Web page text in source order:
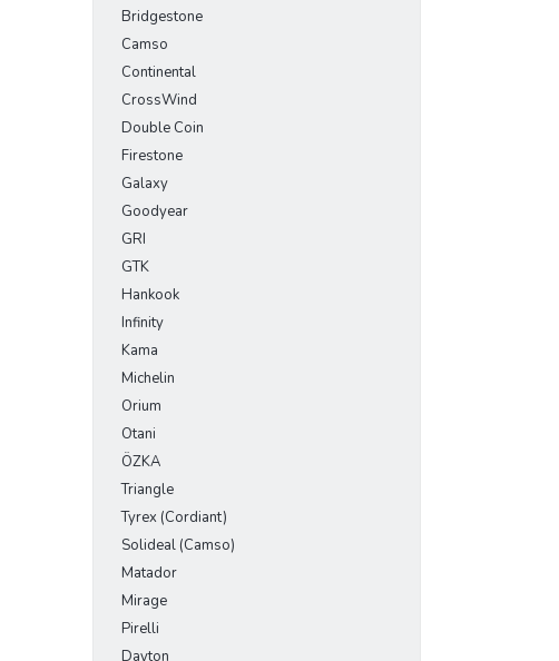
Bridgestone
Camso
Continental
CrossWind
Double Coin
Firestone
Galaxy
Goodyear
GRI
GTK
Hankook
Infinity
Kama
Michelin
Orium
Otani
ÖZKA
Triangle
Tyrex (Cordiant)
Solideal (Camso)
Matador
Mirage
Pirelli
Dayton